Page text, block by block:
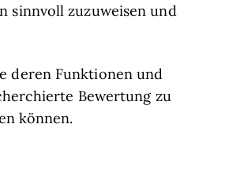
sinnvoll zuzuweisen und
deren Funktionen und
Bewertung zu
können.